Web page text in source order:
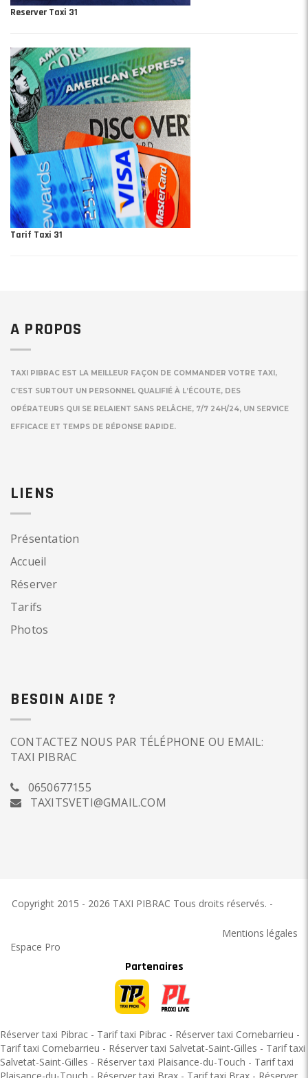
Reserver Taxi 31
Tarif Taxi 31
A PROPOS
TAXI PIBRAC EST LA MEILLEUR FAÇON DE COMMANDER VOTRE TAXI,
C’EST SURTOUT UN PERSONNEL QUALIFIÉ À L’ÉCOUTE, DES
OPÉRATEURS QUI SE RELAIENT SANS RELÂCHE, 7/7 24H/24, UN SERVICE
EFFICACE ET TEMPS DE RÉPONSE RAPIDE.
LIENS
Présentation
Accueil
Réserver
Tarifs
Photos
BESOIN AIDE ?
CONTACTEZ NOUS PAR TÉLÉPHONE OU EMAIL:
TAXI PIBRAC
0650677155
TAXITSVETI@GMAIL.COM
Copyright 2015 - 2026 TAXI PIBRAC Tous droits réservés. -
Mentions légales
Espace Pro
Partenaires
Réserver taxi Pibrac - Tarif taxi Pibrac - Réserver taxi Cornebarrieu -
Tarif taxi Cornebarrieu - Réserver taxi Salvetat-Saint-Gilles - Tarif taxi
Salvetat-Saint-Gilles - Réserver taxi Plaisance-du-Touch - Tarif taxi